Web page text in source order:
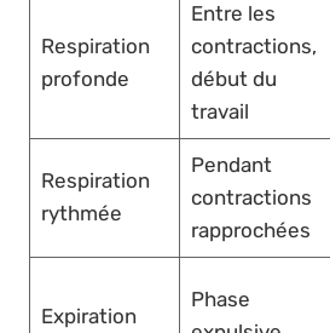
Respiration
profonde
Entre les
contractions,
début du
travail
Respiration
rythmée
Pendant
contractions
rapprochées
Expiration
Phase